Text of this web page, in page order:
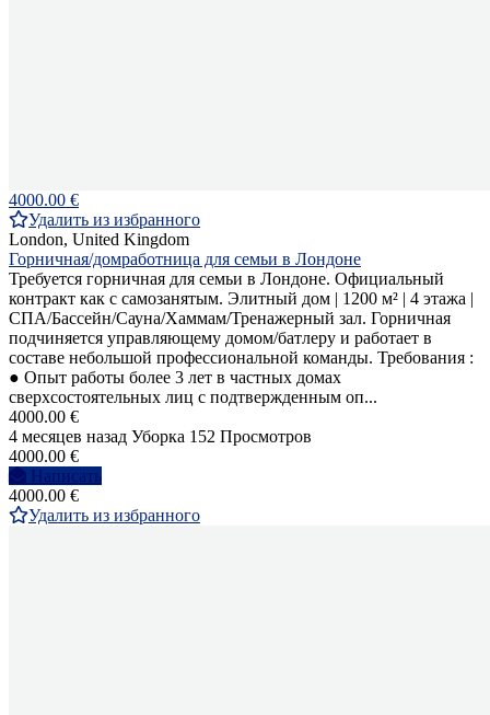
4000.00 €
Удалить из избранного
London, United Kingdom
Горничная/домработница для семьи в Лондоне
Требуется горничная для семьи в Лондоне. Официальный
контракт как с самозанятым. Элитный дом | 1200 м² | 4 этажа |
СПА/Бассейн/Сауна/Хаммам/Тренажерный зал. Горничная
подчиняется управляющему домом/батлеру и работает в
составе небольшой профессиональной команды. Требования :
● Опыт работы более 3 лет в частных домах
сверхсостоятельных лиц с подтвержденным оп...
4000.00 €
4 месяцев назад Уборка 152 Просмотров
4000.00 €
Написать
4000.00 €
Удалить из избранного